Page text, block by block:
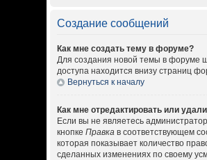
Создание сообщений
Как мне создать тему в форуме?
Для создания новой темы в форуме
доступа находится внизу страниц
Вернуться к началу
Как мне отредактировать или
Если вы не являетесь
кнопкеПравка в соответствующем
которая показывает количество
сделанных изменениях по своему